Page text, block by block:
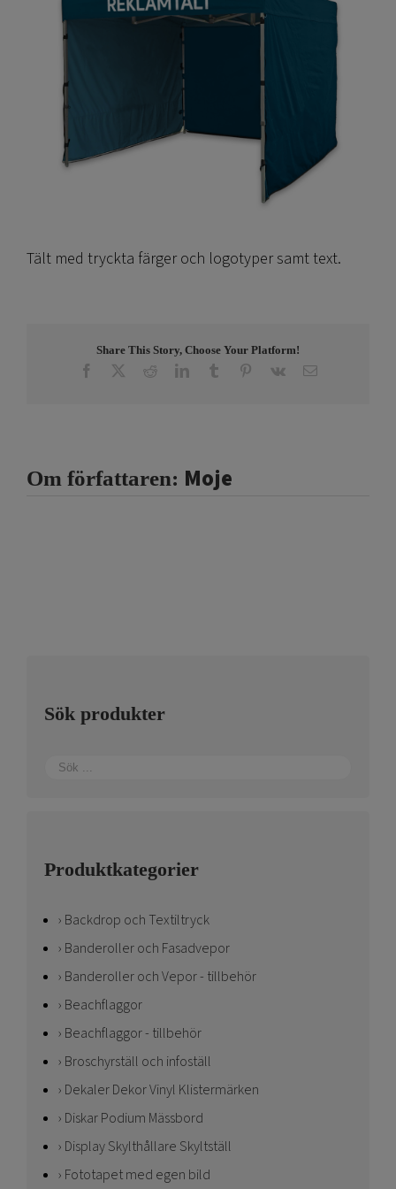
Tält med tryckta färger och logotyper samt text.
Share This Story, Choose Your Platform!
Facebook RedditLinkedInTumblr Pinterest
Vk E-
Om författaren: Moje
Sök produkter
Produktkategorier
Backdrop och Textiltryck
Banderoller och Fasadvepor
Banderoller och Vepor - tillbehör
Beachflaggor
Beachflaggor - tillbehör
Broschyrställ och infoställ
Dekaler Dekor Vinyl Klistermärken
Diskar Podium Mässbord
Display Skylthållare Skyltställ
Fototapet med egen bild